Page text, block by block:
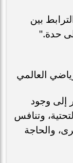
بين
حدة."
العالمي
إلى وجود
وتنافس
والحاجة